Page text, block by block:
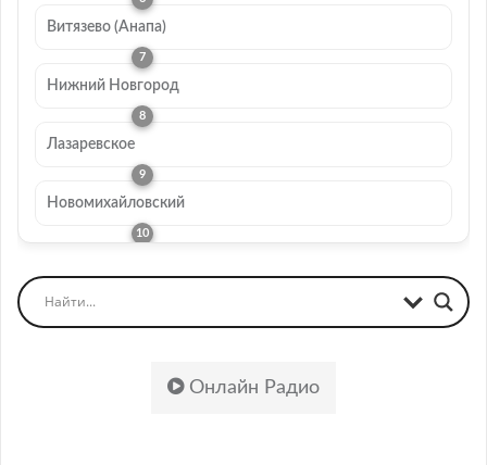
Витязево (Анапа)
Нижний Новгород
Лазаревское
Новомихайловский
Онлайн Радио